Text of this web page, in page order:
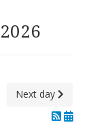
Next day